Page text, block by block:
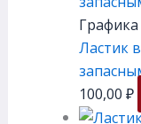
Графика
Ластик
100,00 ₽